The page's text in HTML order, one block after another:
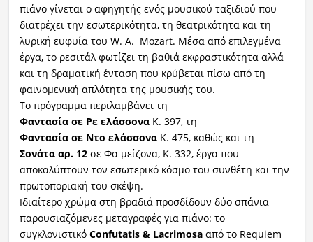
πιάνο γίνεται ο αφηγητής ενός μουσικού ταξιδιού που
διατρέχει την εσωτερικότητα, τη θεατρικότητα και τη
λυρική ευφυΐα του W. A. Mozart. Μέσα από επιλεγμένα
έργα, το ρεσιτάλ φωτίζει τη βαθιά εκφραστικότητα αλλά
και τη δραματική ένταση που κρύβεται πίσω από τη
φαινομενική απλότητα της μουσικής του.
Το πρόγραμμα περιλαμβάνει τη
Φαντασία σε Ρε ελάσσοναK. 397, τη
Φαντασία σε Ντο ελάσσοναK. 475, καθώς και τη
Σονάτα αρ. 12σε Φα μείζονα, K. 332, έργα που
αποκαλύπτουν τον εσωτερικό κόσμο του συνθέτη και την
πρωτοποριακή του σκέψη.
Ιδιαίτερο χρώμα στη βραδιά προσδίδουν δύο σπάνια
παρουσιαζόμενες μεταγραφές για πιάνο: το
συγκλονιστικό Confutatis & Lacrimosaαπό το Requiem